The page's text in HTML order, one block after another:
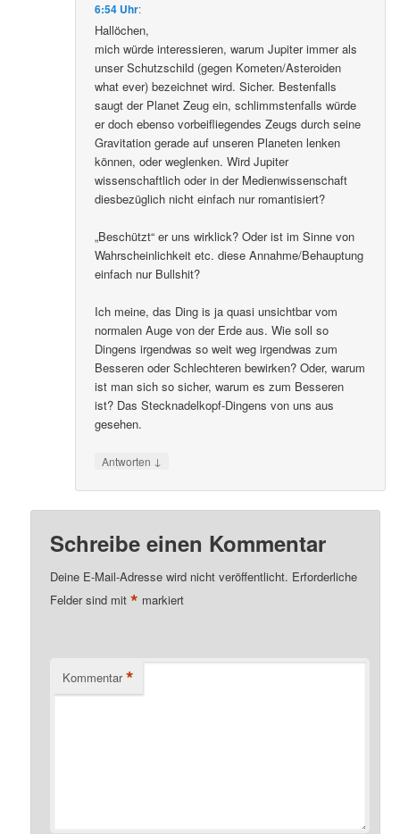
6:54 Uhr:
Hallöchen,
mich würde interessieren, warum Jupiter immer als
unser Schutzschild (gegen Kometen/Asteroiden
what ever) bezeichnet wird. Sicher. Bestenfalls
saugt der Planet Zeug ein, schlimmstenfalls würde
er doch ebenso vorbeifliegendes Zeugs durch seine
Gravitation gerade auf unseren Planeten lenken
können, oder weglenken. Wird Jupiter
wissenschaftlich oder in der Medienwissenschaft
diesbezüglich nicht einfach nur romantisiert?
„Beschützt“ er uns wirklick? Oder ist im Sinne von
Wahrscheinlichkeit etc. diese Annahme/Behauptung
einfach nur Bullshit?
Ich meine, das Ding is ja quasi unsichtbar vom
normalen Auge von der Erde aus. Wie soll so
Dingens irgendwas so weit weg irgendwas zum
Besseren oder Schlechteren bewirken? Oder, warum
ist man sich so sicher, warum es zum Besseren
ist? Das Stecknadelkopf-Dingens von uns aus
gesehen.
Antworten ↓
Schreibe einen Kommentar
Deine E-Mail-Adresse wird nicht veröffentlicht. Erforderliche
Felder sind mit* markiert
Kommentar *